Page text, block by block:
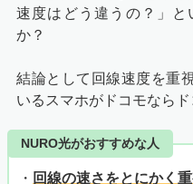
速度はどう違うの？」
か？
結論として回線速度を重
いるスマホがドコモならド
NURO光がおすすめな人
・ 回線の速さをとにかく